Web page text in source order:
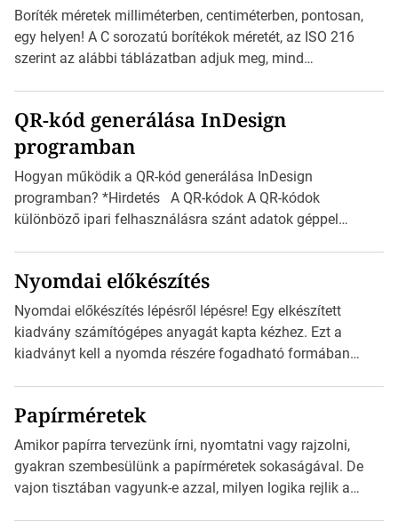
zajlik a saját címke készítése. Hogyan készítsünk címkét?
Válasszon méretet és alakot: Válassza ki a kívánt címke
méretét. Akár néhány […]
Boríték méretek milliméterben, centiméterben, pontosan,
egy helyen! A C sorozatú borítékok méretét, az ISO 216
szerint az alábbi táblázatban adjuk meg, mind
mutatja az A4-es papírlaphoz viszonyítva. Az amerikai és
észak-amerikai boríték méretére az ISO 216 nem
vonatkozik. Boríték méretének táblázata C0-tól […]
QR-kód generálása InDesign
programban
Hogyan működik a QR-kód generálása InDesign
programban? *Hirdetés A QR-kódok A QR-kódok
különböző ipari felhasználásra szánt adatok géppel
okostelefonjára telepíthet egy QR-kód-leolvasó
alkalmazást, ami leolvasni és dekódolni képes az URL-
információt és átirányítja a telefon böngészőjét a cég
weblapjára. A QR-kód beolvasása után a felhasználó
Nyomdai előkészítés
Nyomdai előkészítés lépésről lépésre! Egy elkészített
kiadvány számítógépes anyagát kapta kézhez. Ezt a
kiadványt kell a nyomda részére fogadható formában
Illustratorban készült vektorgrafika. *Hirdetés Minden
esetben konzultáljunk a nyomdával, mielőtt elkezdjük a
nyomdai előkészítést!Nehogy az elkészült munka után
derüljön ki, hogy valamit másképp kellett volna csinálni! […]
Papírméretek
Amikor papírra tervezünk írni, nyomtatni vagy rajzolni,
gyakran szembesülünk a papírméretek sokaságával. De
vajon tisztában vagyunk-e azzal, milyen logika rejlik a